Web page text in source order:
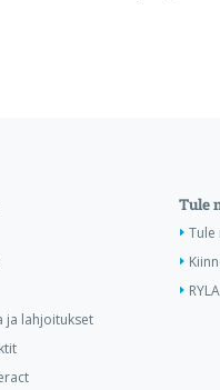
ja lahjoitukset
Tule
Tule